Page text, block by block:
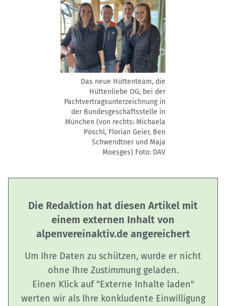
Das neue Hüttenteam, die
Hüttenliebe OG, bei der
Pachtvertragsunterzeichnung in
der Bundesgeschäftsstelle in
München (von rechts: Michaela
Pöschl, Florian Geier, Ben
Schwendtner und Maja
Moesges) Foto: DAV
Die Redaktion hat diesen Artikel mit
einem externen Inhalt von
alpenvereinaktiv.de angereichert
Um Ihre Daten zu schützen, wurde er nicht
ohne Ihre Zustimmung geladen.
Einen Klick auf "Externe Inhalte laden"
werten wir als Ihre konkludente Einwilligung